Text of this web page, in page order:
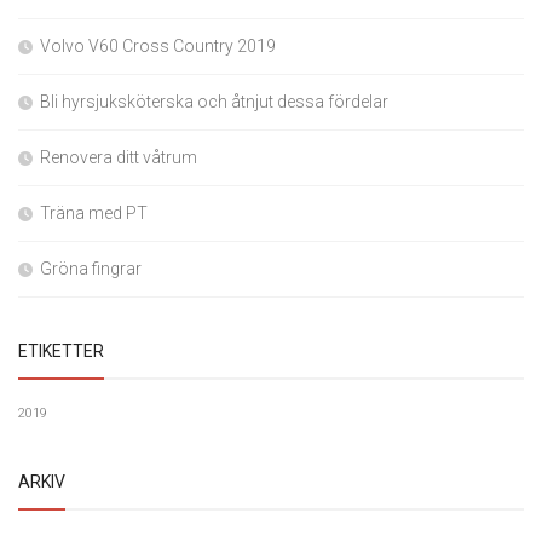
Volvo V60 Cross Country 2019
Bli hyrsjuksköterska och åtnjut dessa fördelar
Renovera ditt våtrum
Träna med PT
Gröna fingrar
ETIKETTER
2019
ARKIV